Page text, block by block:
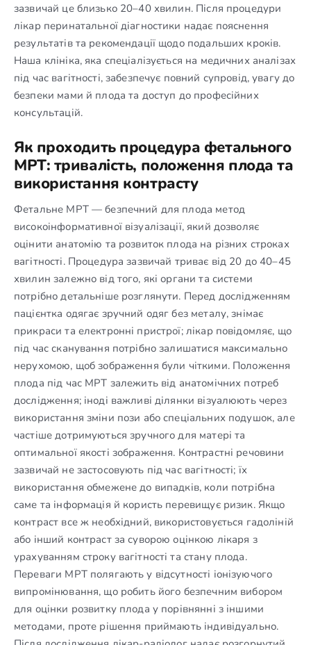
зазвичай це близько 20–40 хвилин. Після процедури
лікар перинатальної діагностики надає пояснення
результатів та рекомендації щодо подальших кроків.
Наша клініка, яка спеціалізується на медичних аналізах
під час вагітності, забезпечує повний супровід, увагу до
безпеки мами й плода та доступ до професійних
консультацій.
Як проходить процедура фетального
МРТ: тривалість, положення плода та
використання контрасту
Фетальне МРТ — безпечний для плода метод
високоінформативної візуалізації, який дозволяє
оцінити анатомію та розвиток плода на різних строках
вагітності. Процедура зазвичай триває від 20 до 40–45
хвилин залежно від того, які органи та системи
потрібно детальніше розглянути. Перед дослідженням
пацієнтка одягає зручний одяг без металу, знімає
прикраси та електронні пристрої; лікар повідомляє, що
під час сканування потрібно залишатися максимально
нерухомою, щоб зображення були чіткими. Положення
плода під час МРТ залежить від анатомічних потреб
дослідження; іноді важливі ділянки візуалюють через
використання зміни пози або спеціальних подушок, але
частіше дотримуються зручного для матері та
оптимальної якості зображення. Контрастні речовини
зазвичай не застосовують під час вагітності; їх
використання обмежене до випадків, коли потрібна
саме та інформація й користь перевищує ризик. Якщо
контраст все ж необхідний, використовується гадоліній
або інший контраст за суворою оцінкою лікаря з
урахуванням строку вагітності та стану плода.
Переваги МРТ полягають у відсутності іонізуючого
випромінювання, що робить його безпечним вибором
для оцінки розвитку плода у порівнянні з іншими
методами, проте рішення приймають індивідуально.